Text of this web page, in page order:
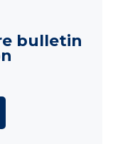
bulletin